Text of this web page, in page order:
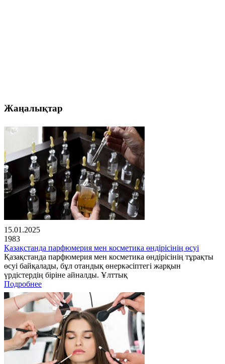
Жаңалықтар
15.01.2025
1983
Қазақстанда парфюмерия мен косметика өндірісінің өсуі
Қазақстанда парфюмерия мен косметика өндірісінің тұрақты
өсуі байқалады, бұл отандық өнеркәсіптегі жарқын
үрдістердің біріне айналды. Ұлттық
Подробнее